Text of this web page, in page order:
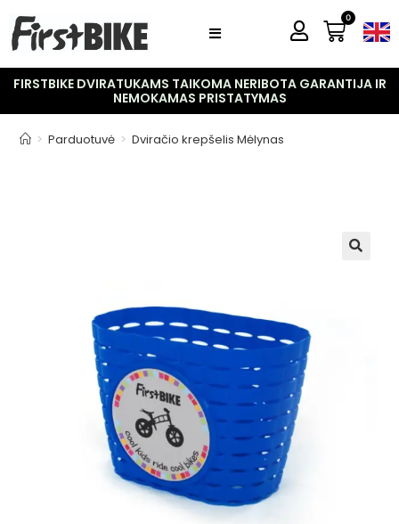
0
FIRSTBIKE DVIRATUKAMS TAIKOMA NERIBOTA GARANTIJA IR
NEMOKAMAS PRISTATYMAS
> Parduotuvė > Dviračio krepšelis Mėlynas